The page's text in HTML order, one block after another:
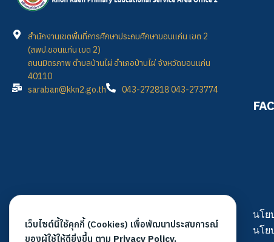
สำนักงานเขตพื้นที่การศึกษาประถมศึกษาขอนแก่น เขต 2
(สพป.ขอนแก่น เขต 2)
ถนนมิตรภาพ ตำบลบ้านไผ่ อำเภอบ้านไผ่ จังหวัดขอนแก่น
40110
saraban@kkn2.go.th
043-272818 043-273774
นโย
นโย
เว็บไซต์นี้ใช้คุกกี้ (Cookies) เพื่อพัฒนาประสบการณ์
ของผู้ใช้ให้ดียิ่งขึ้น ตาม Privacy Policy.